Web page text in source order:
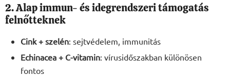
2. Alap immun- és idegrendszeri támogatás
felnőtteknek
Cink + szelén: sejtvédelem, immunitás
Echinacea + C-vitamin: vírusidőszakban különösen
fontos